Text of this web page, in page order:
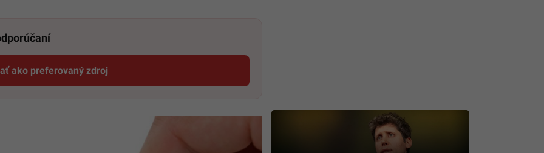
ako preferovaný zdroj
Startitup, odkaz sa otvorí v novom okne